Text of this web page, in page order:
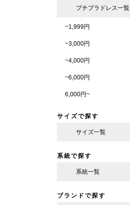
プチプラドレス一覧
~1,999円
~3,000円
~4,000円
~6,000円
6,000円~
サイズで探す
サイズ一覧
系統で探す
系統一覧
ブランドで探す